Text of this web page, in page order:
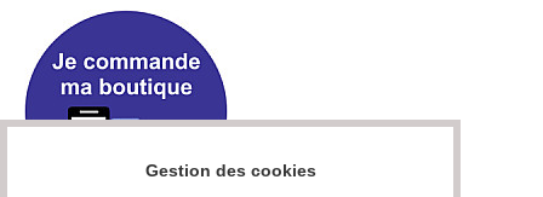
Gazette
Vidéos
Gestion des cookies